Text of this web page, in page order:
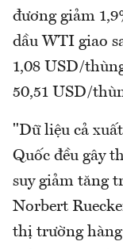
đương giảm
dầu WTI giao
1,08 USD/
50,51 USD/
"Dữ liệu cả
Quốc đều gây
suy giảm tăng
Norbert
thị trường